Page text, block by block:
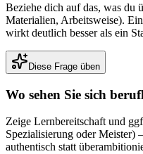
Beziehe dich auf das, was du
Materialien, Arbeitsweise).
wirkt deutlich besser als ein
Diese Frage üben
Wo sehen Sie sich
Zeige Lernbereitschaft und
Spezialisierung oder Meister)
authentisch statt